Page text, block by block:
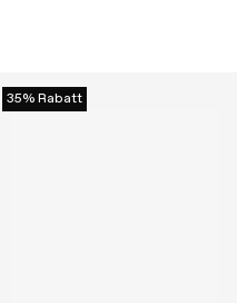
35% Rabatt